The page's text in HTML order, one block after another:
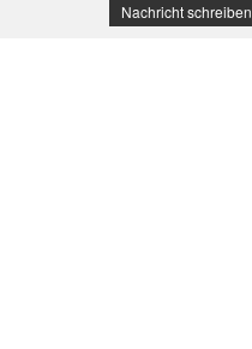
Nachricht schreiben